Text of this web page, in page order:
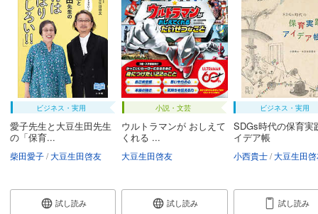
ビジネス・実用
愛子先生と大豆生田先生
の「保育...
柴田愛子 大豆生田啓友
試し読み
小説・文芸
ウルトラマンが おしえて
くれる ...
大豆生田啓友
試し読み
ビジネス・実用
SDGs時代の保育実
イデア帳
小西貴士 大豆生田
試し読み